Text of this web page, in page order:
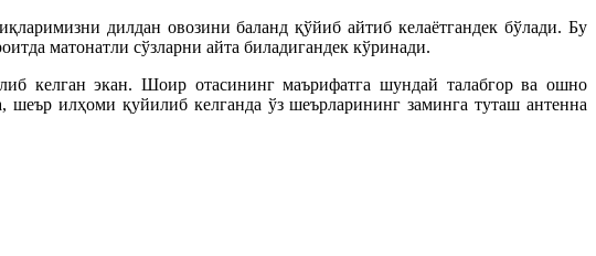
дилдан овозини баланд қўйиб айтиб келаётгандек бўлади. Бу
матонатли сўзларни айта биладигандек кўринади.
келган экан. Шоир отасининг маърифатга шундай талабгор ва ошно
илҳоми қуйилиб келганда ўз шеърларининг заминга туташ антенна